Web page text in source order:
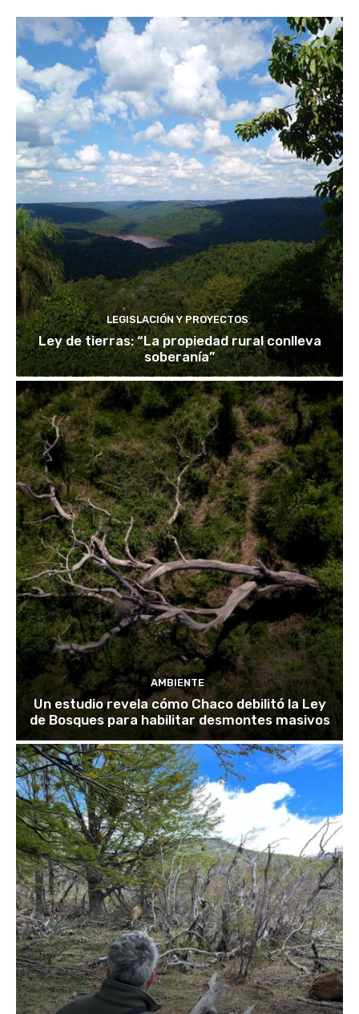
LEGISLACIÓN Y PROYECTOS
Ley de tierras: “La propiedad rural conlleva
soberanía”
AMBIENTE
Un estudio revela cómo Chaco debilitó la Ley
de Bosques para habilitar desmontes masivos